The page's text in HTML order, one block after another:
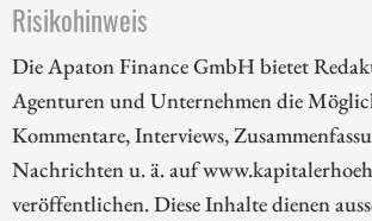
Risikohinweis
Die Apaton Finance GmbH bietet
Agenturen und Unternehmen die
Kommentare, Interviews,
Nachrichten u. ä. auf
veröffentlichen. Diese Inhalte dienen